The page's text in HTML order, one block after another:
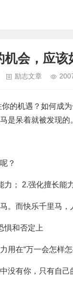
会，应该
励志文章
的机遇？如何成
是呆着就被发现的
？
力； 2.强化擅长能
。而快乐千里马，
惧和否定上
用在“万一会怎样
没有你，只有自己